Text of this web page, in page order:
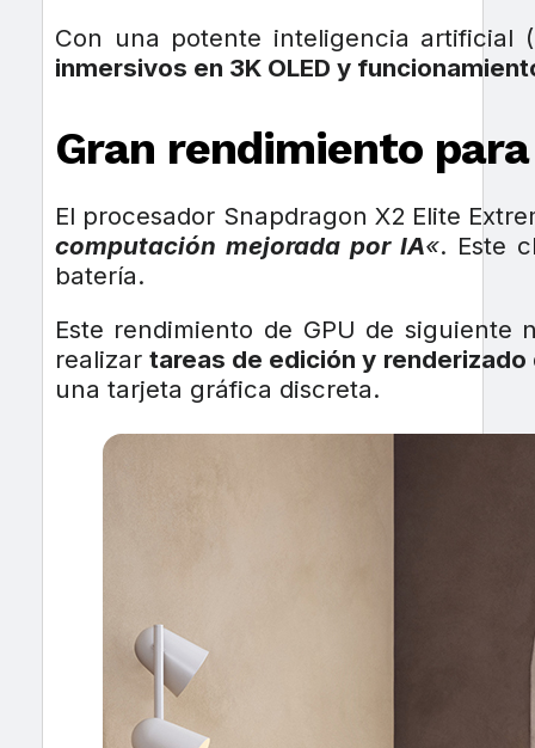
Con una potente inteligencia artificial
inmersivos en 3K OLED y
Gran rendimiento
El procesador Snapdragon X2 Elite
computación mejorada por IA«. Este
batería.
Este rendimiento de GPU de siguiente
realizartareas de edición y renderizado
una tarjeta gráfica discreta.